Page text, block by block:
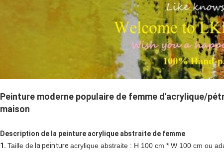
Peinture moderne populaire de femme d'acrylique/
maison
Description de la peinture acrylique abstraite de femme
1. Taille de lapeinture acrylique abstraite : H 100 cm * W 100 cm ou